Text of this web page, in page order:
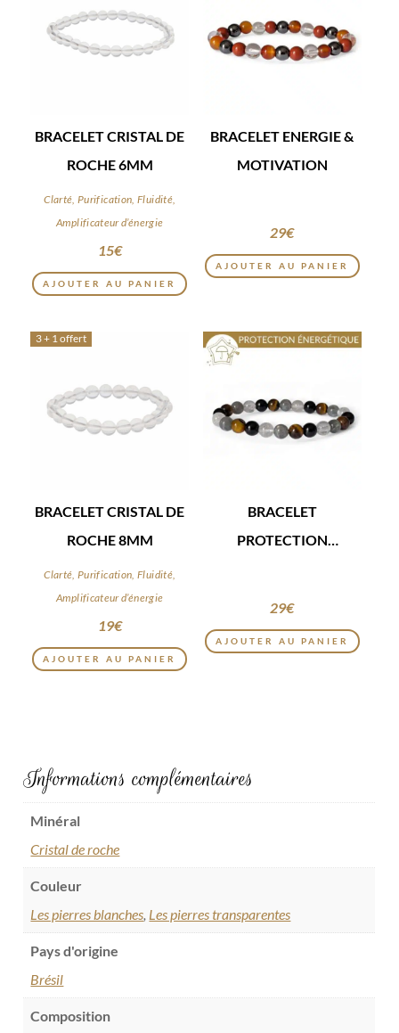
BRACELET CRISTAL DE
ROCHE 6MM
Clarté, Purification, Fluidité,
Amplificateur d’énergie
15€
AJOUTER AU PANIER
BRACELET ENERGIE &
MOTIVATION
29€
AJOUTER AU PANIER
3 + 1 offert
BRACELET CRISTAL DE
ROCHE 8MM
Clarté, Purification, Fluidité,
Amplificateur d’énergie
19€
AJOUTER AU PANIER
BRACELET
PROTECTION
29€
AJOUTER AU PANIER
Informations complémentaires
Minéral
Cristal de roche
Couleur
Les pierres blanches, Les pierres transparentes
Pays d'origine
Brésil
Composition